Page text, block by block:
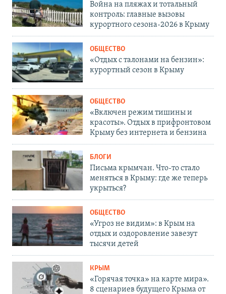
Война на пляжах и тотальный
контроль: главные вызовы
курортного сезона-2026 в Крыму
ОБЩЕСТВО
«Отдых с талонами на бензин»:
курортный сезон в Крыму
ОБЩЕСТВО
«Включен режим тишины и
красоты». Отдых в прифронтовом
Крыму без интернета и бензина
БЛОГИ
Письма крымчан. Что-то стало
меняться в Крыму: где же теперь
укрыться?
ОБЩЕСТВО
«Угроз не видим»: в Крым на
отдых и оздоровление завезут
тысячи детей
КРЫМ
«Горячая точка» на карте мира».
8 сценариев будущего Крыма от